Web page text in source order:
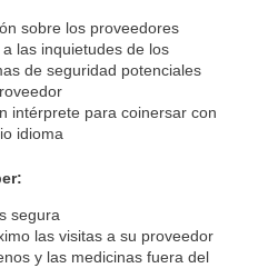
sobre los proveedores
las inquietudes de los
de seguridad potenciales
intérprete para coinersar con
idioma
segura
las visitas a su proveedor
y las medicinas fuera del